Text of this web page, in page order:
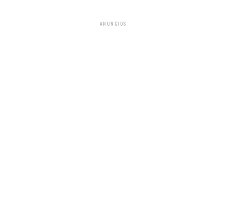
ANUNCIOS